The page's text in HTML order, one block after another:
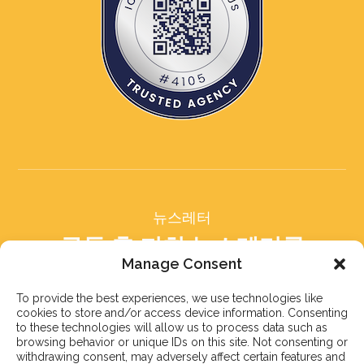
Manage Consent
To provide the best experiences, we use technologies like
cookies to store and/or access device information. Consenting
to these technologies will allow us to process data such as
browsing behavior or unique IDs on this site. Not consenting or
withdrawing consent, may adversely affect certain features and
뉴스레터
구독 후 저희 뉴스레터를
받아보세요